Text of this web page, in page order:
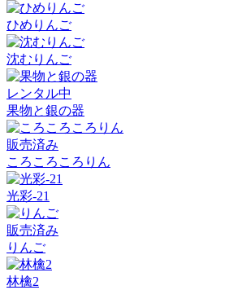
ひめりんご
沈むりんご
レンタル中
果物と銀の器
販売済み
ころころころりん
光彩-21
販売済み
りんご
林檎2